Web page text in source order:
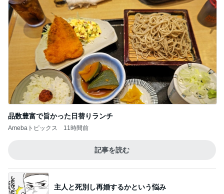
品数豊富で旨かった日替りランチ
Amebaトピックス 11時間前
記事を読む
主人と死別し再婚するかという悩み